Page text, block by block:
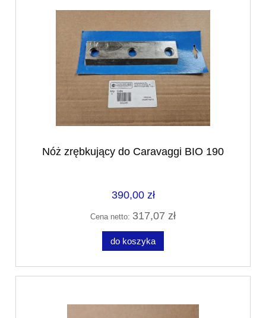
Nóż zrębkujący do Caravaggi BIO 190
390,00 zł
Cena netto: 317,07 zł
do koszyka